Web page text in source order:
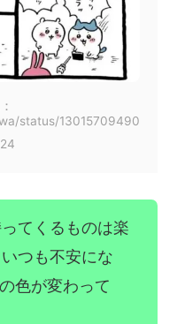
status/13015709490
てくるものは楽
つも不安にな
色が変わって